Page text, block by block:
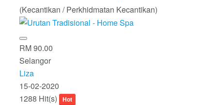
(Kecantikan / Perkhidmatan Kecantikan)
RM 90.00
Selangor
Liza
15-02-2020
1288 Hit(s)
Hot